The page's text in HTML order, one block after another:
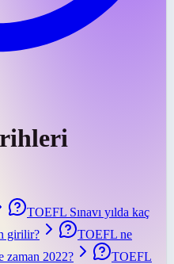
TOEFL Sınavı yılda kaç
girilir?
TOEFL ne
zaman 2022?
TOEFL